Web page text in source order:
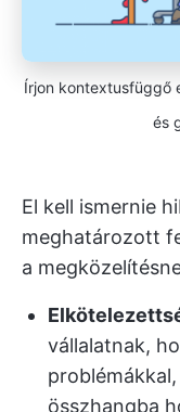
Írjon kontextusfüggő
és
El kell ismernie
meghatározott
a
vállalatnak,
összhangba